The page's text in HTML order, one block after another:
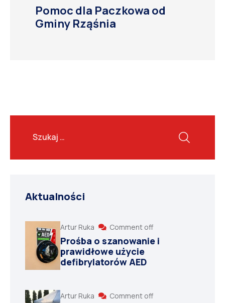
Pomoc dla Paczkowa od
Gminy Rząśnia
Aktualności
Artur Ruka Comment off
Prośba o szanowanie i
prawidłowe użycie
defibrylatorów AED
Artur Ruka Comment off